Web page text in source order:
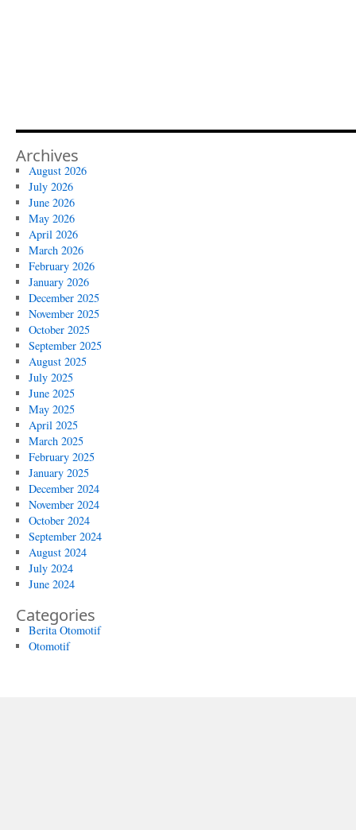
Archives
August 2026
July 2026
June 2026
May 2026
April 2026
March 2026
February 2026
January 2026
December 2025
November 2025
October 2025
September 2025
August 2025
July 2025
June 2025
May 2025
April 2025
March 2025
February 2025
January 2025
December 2024
November 2024
October 2024
September 2024
August 2024
July 2024
June 2024
Categories
Berita Otomotif
Otomotif